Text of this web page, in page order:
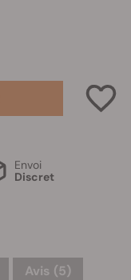
Envoi
Discret
Avis (5)